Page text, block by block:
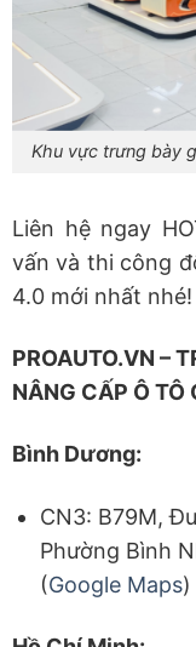
Khu vực trưng bày
Liên hệ ngay
vấn và thi công
4.0 mới nhất nhé!
PROAUTO.VN –
NÂNG CẤP Ô TÔ
Bình Dương:
CN3: B79M,
Phường Bình
(Google Maps)